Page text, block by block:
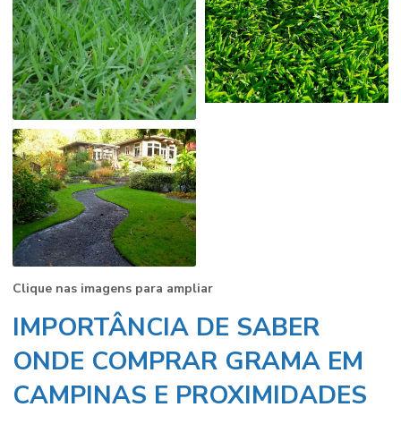
Clique nas imagens para ampliar
IMPORTÂNCIA DE SABER
ONDE COMPRAR GRAMA EM
CAMPINAS E PROXIMIDADES